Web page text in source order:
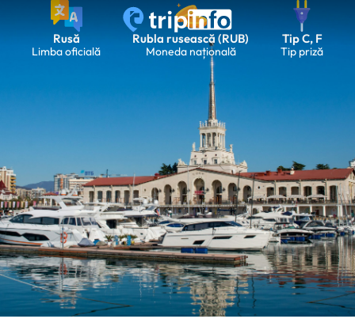
Rusă
Limba oficială
Rubla rusească (RUB)
Moneda națională
Tip C, F
Tip priză